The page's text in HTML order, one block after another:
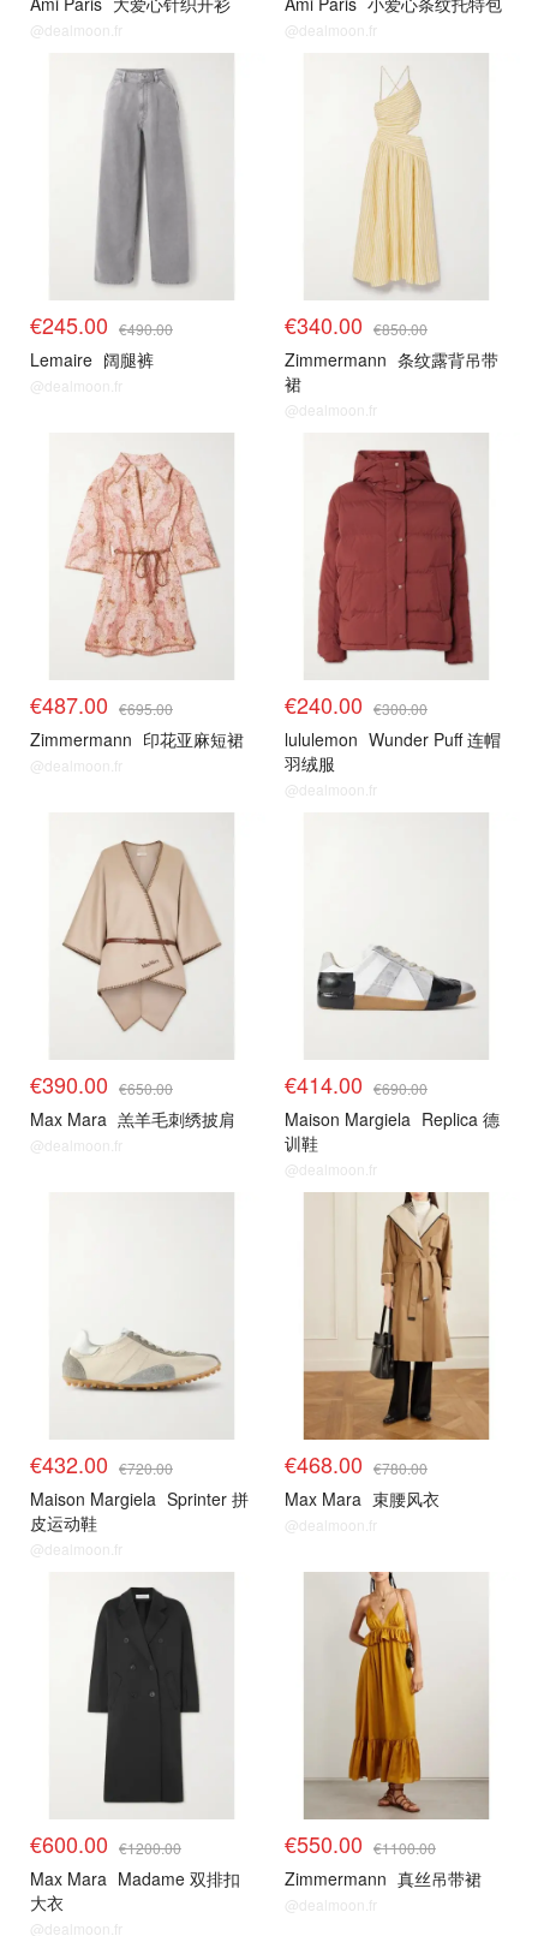
@dealmoon.fr @dealmoon.fr
€245.00 €490.00
Lemaire 阔腿裤
@dealmoon.fr
€340.00 €850.00
Zimmermann 条纹露背吊带
裙
@dealmoon.fr
€487.00 €695.00
Zimmermann 印花亚麻短裙
@dealmoon.fr
€240.00 €300.00
lululemon Wunder Puff 连帽
羽绒服
@dealmoon.fr
€390.00 €650.00
Max Mara 羔羊毛刺绣披肩
@dealmoon.fr
€414.00 €690.00
Maison Margiela Replica 德
训鞋
@dealmoon.fr
€432.00 €720.00
Maison Margiela Sprinter 拼
皮运动鞋
@dealmoon.fr
€468.00 €780.00
Max Mara 束腰风衣
@dealmoon.fr
€600.00 €1200.00
Max Mara Madame 双排扣
大衣
@dealmoon.fr
€550.00 €1100.00
Zimmermann 真丝吊带裙
@dealmoon.fr